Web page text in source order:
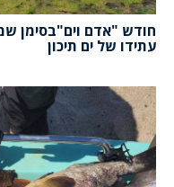
חודש "אדם וים"בסימן
עתידו של ים תיכון